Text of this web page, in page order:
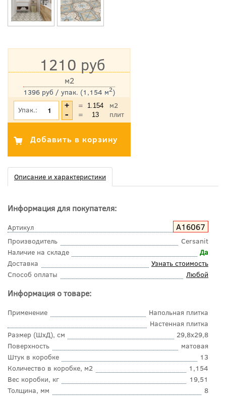
1210 руб
1396 руб / упак. (1,154 м2)
м2
*Цена указана с учетом НДС
Упак.: =
м2
=
плит
Описание и характеристики
Информация для покупателя:
Артикул A16067
Производитель
Cersanit
Наличие на складе
Да
Доставка
Узнать стоимость
Способ оплаты
Любой
Информация о товаре:
Применение
Напольная плитка
Настенная плитка
Размер (ШхД), см
29,8x29,8
Поверхность
матовая
Штук в коробке
13
Количество в коробке, м2
1,154
Вес коробки, кг
19,51
Толщина, мм
8